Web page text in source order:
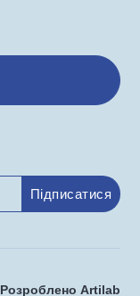
Розроблено Artilab